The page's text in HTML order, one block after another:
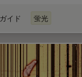
ガイド 蛍光